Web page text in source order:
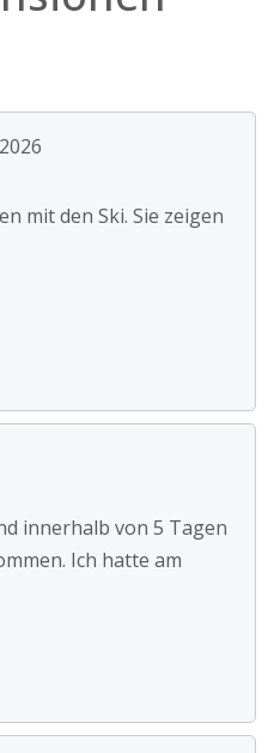
mit den Ski. Sie zeigen
innerhalb von 5 Tagen
Ich hatte am